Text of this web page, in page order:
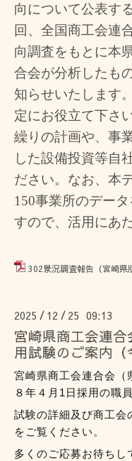
向について公表す
回、全国商工会連
向調査をもとに本
合会が分析したも
知らせいたします。
定にお役立て下さ
繰りの計画や、事
した設備投資等自
ださい。なお、本
150事業所のデー
すので、活用にあ
302景況調査報告（宮崎
2025 / 12 / 25 09:13
宮崎県商工会連
用試験のご案内（
宮崎県商工会連合会（
８年４月1日採用の職
試験の詳細及び商工会
をご覧ください。
多くのご応募お待ちし